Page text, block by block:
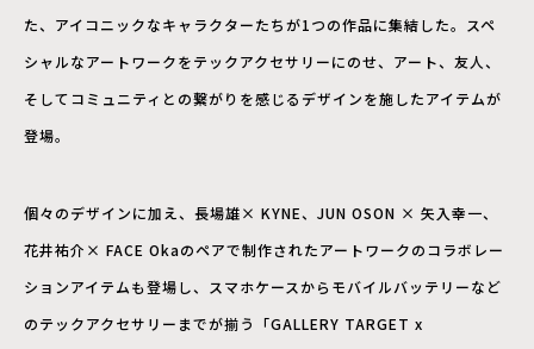
た、アイコニックなキャラクターたちが1つの作品に集結した。スペ
シャルなアートワークをテックアクセサリーにのせ、アート、友人、
そしてコミュニティとの繋がりを感じるデザインを施したアイテムが
登場。
個々のデザインに加え、長場雄× KYNE、JUN OSON × 矢入幸一、
花井祐介× FACE Okaのペアで制作されたアートワークのコラボレー
ションアイテムも登場し、スマホケースからモバイルバッテリーなど
のテックアクセサリーまでが揃う「GALLERY TARGET x